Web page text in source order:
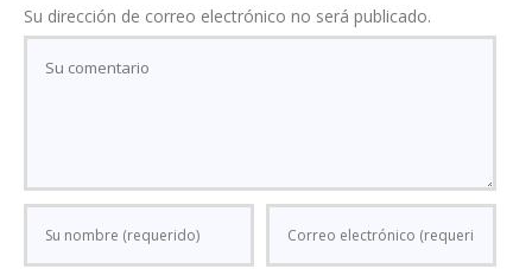
Su dirección de correo electrónico no será publicado.